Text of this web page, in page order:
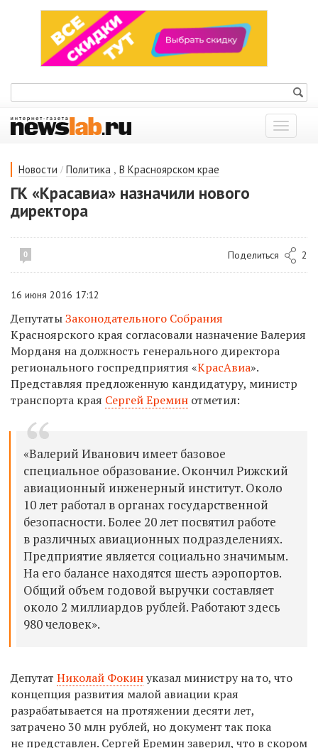
Показать
меню
Новости / Политика , В Красноярском крае
ГК «Красавиа» назначили нового
директора
0 Поделиться 2
16 июня 2016 17:12
ДепутатыЗаконодательного Собрания
Красноярского края согласовали назначение Валерия
Морданя на должность генерального директора
регионального госпредприятия «КрасАвиа».
Представляя предложенную кандидатуру, министр
транспорта края Сергей Еремин отметил:
«Валерий Иванович имеет базовое
специальное образование. Окончил Рижский
авиационный инженерный институт. Около
10 лет работал в органах государственной
безопасности. Более 20 лет посвятил работе
в различных авиационных подразделениях.
Предприятие является социально значимым.
На его балансе находятся шесть аэропортов.
Общий объем годовой выручки составляет
около 2 миллиардов рублей. Работают здесь
980 человек».
Депутат Николай Фокинуказал министру на то, что
концепция развития малой авиации края
разрабатывается на протяжении десяти лет,
затрачено 30 млн рублей, но документ так пока
не представлен. Сергей Еремин заверил, что в скором